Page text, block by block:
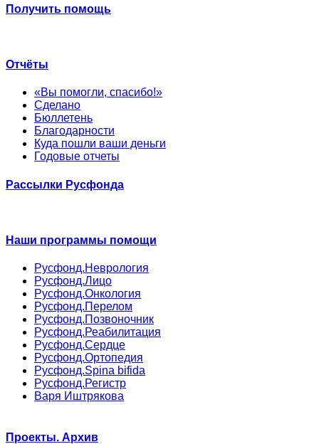
Получить помощь
Отчёты
«Вы помогли, спасибо!»
Сделано
Бюллетень
Благодарности
Куда пошли ваши деньги
Годовые отчеты
Рассылки Русфонда
Наши программы помощи
Русфонд.Неврология
Русфонд.Лицо
Русфонд.Онкология
Русфонд.Перелом
Русфонд.Позвоночник
Русфонд.Реабилитация
Русфонд.Сердце
Русфонд.Ортопедия
Русфонд.Spina bifida
Русфонд.Регистр
Варя Иштрякова
Проекты. Архив